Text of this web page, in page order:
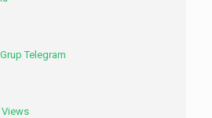
Telegram
Views